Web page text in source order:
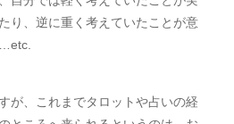
り、逆に重く考えていたことが意
が、これまでタロットや占いの経